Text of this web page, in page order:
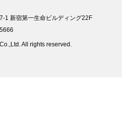
1 新宿第一生命ビルディング22F
All rights reserved.